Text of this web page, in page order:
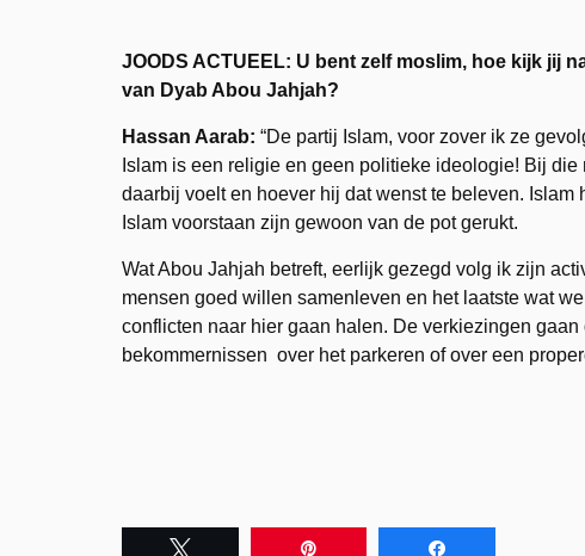
JOODS ACTUEEL: U bent zelf moslim, hoe kijk jij
van Dyab Abou Jahjah?
Hassan Aarab: “De partij Islam, voor zover ik ze
Islam is een religie en geen politieke ideologie! Bij
daarbij voelt en hoever hij dat wenst te beleven.
Islam voorstaan zijn gewoon van de pot gerukt.
Wat Abou Jahjah betreft, eerlijk gezegd volg ik zijn
mensen goed willen samenleven en het laatste wat
conflicten naar hier gaan halen. De verkiezingen
bekommernissen over het parkeren of over een